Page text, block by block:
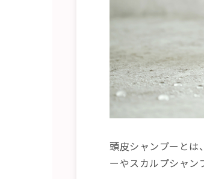
頭皮シャンプーとは
ーやスカルプシャン